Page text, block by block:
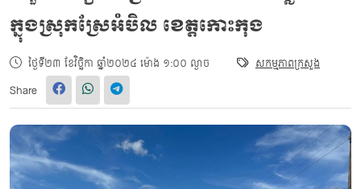
ក្នុងស្រុកស្រែអំបិល ខេត្តកោះកុង
ថ្ងៃទី២៣ ខែវិច្ឆិកា ឆ្នាំ២០២៤ ម៉ោង ១:០០ ល្ងាច សកម្មភាពក្រសួង
Share